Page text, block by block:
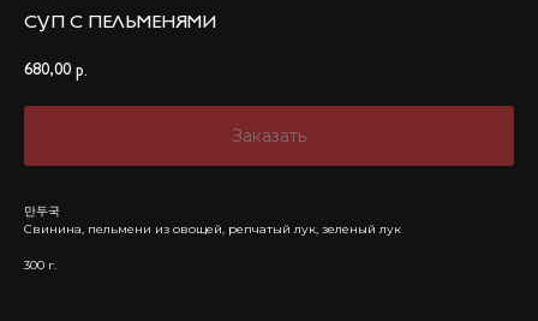
СУП С ПЕЛЬМЕНЯМИ
680,00 р.
Заказать
만두국
Свинина, пельмени из овощей, репчатый лук, зеленый лук
300 г.